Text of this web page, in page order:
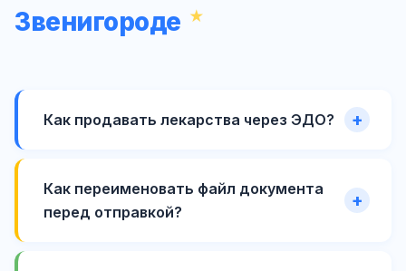
Звенигороде
Как продавать лекарства через ЭДО?
Как переименовать файл документа
перед отправкой?